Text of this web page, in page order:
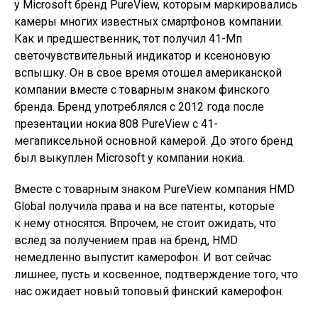
у Microsoft бренд PureView, которым маркировались
камеры многих известных смартфонов компании.
Как и предшественник, тот получил 41-Мп
светочувствительный индикатор и ксеноновую
вспышку. Он в свое время отошел американской
компании вместе с товарным знаком финского
бренда. Бренд употреблялся c 2012 года после
презентации нокиа 808 PureView c 41-
мегапиксельной основной камерой. До этого бренд
был выкуплен Microsoft у компании нокиа.
Вместе с товарным знаком PureView компания HMD
Global получила права и на все патенты, которые
к нему относятся. Впрочем, не стоит ожидать, что
вслед за получением прав на бренд, HMD
немедленно выпустит камерофон. И вот сейчас
лишнее, пусть и косвенное, подтверждение того, что
нас ожидает новый топовый финский камерофон.